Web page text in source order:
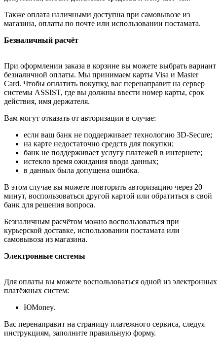
Также оплата наличными доступна при самовывозе из
магазина, оплаты по почте или использовании постамата.
Безналичный расчёт
При оформлении заказа в корзине вы можете выбрать вариант
безналичной оплаты. Мы принимаем карты Visa и Master
Card. Чтобы оплатить покупку, вас перенаправит на сервер
системы ASSIST, где вы должны ввести номер карты, срок
действия, имя держателя.
Вам могут отказать от авторизации в случае:
если ваш банк не поддерживает технологию 3D-Secure;
на карте недостаточно средств для покупки;
банк не поддерживает услугу платежей в интернете;
истекло время ожидания ввода данных;
в данных была допущена ошибка.
В этом случае вы можете повторить авторизацию через 20
минут, воспользоваться другой картой или обратиться в свой
банк для решения вопроса.
Безналичным расчётом можно воспользоваться при
курьерской доставке, использовании постамата или
самовывоза из магазина.
Электронные системы
Для оплаты вы можете воспользоваться одной из электронных
платёжных систем:
ЮMoney.
Вас перенаправит на страницу платежного сервиса, следуя
инструкциям, заполните правильную форму.